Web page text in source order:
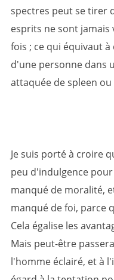
spectres peut se tirer
esprits ne sont jamais
fois ; ce qui équivaut
d'une personne dans
attaquée de spleen
Je suis porté à croire
peu d'indulgence
manqué de moralité,
manqué de foi, parce
Cela égalise les
Mais peut-être
l'homme éclairé, et à